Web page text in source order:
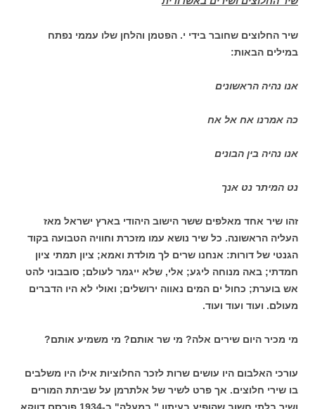
שיר החלוצים שחובר בידי י. הפטמן והלחן שלו עממי נפתח
במילים הבאות:
אנו נהיה הראשונים
כה אמרנו אח אל אח
אנו נהיה בין הבונים
נט המיתר נט אנך
זהו שיר אחד מאלפים ששר הישוב היהודי בארץ ישראל מאז
העליה הראשונה. כל שיר נושא עמו מזכרת וחוויה הטבועה בקוד
הגנטי של דורות: אנחנו שרים לך מולדת ואמא; ציון תמתי ציון
חמדתי; באה מנוחה ליגע; אלי, שלא ייגמר לעולם; סובבוני להט
אש בוערת; כחול ים המים נאווה ירושלים; ואולי לא היו הדברים
מעולם. ועוד ועוד ועוד.
מי מכיר היום שירים אלה? מי שר אותם? מי משמיע אותם?
עורכי האלבום היו עושים שרות לזכר החלוציות אילו היו משלבים
בו שירי חלוצים. אך פרט לשיר של אלתרמן על שביתת המורים